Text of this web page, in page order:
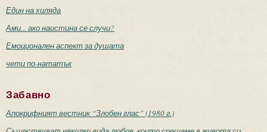
Един на хиляда
Ами... ако наистина се случи?
Емоционален аспект за душата
чети по-нататък
Забавно
Апокрифният вестник “Злобен глас” (1980 г.)